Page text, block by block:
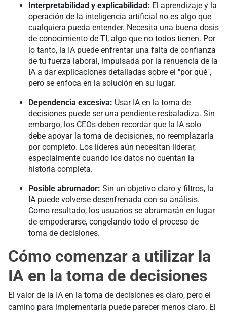
Interpretabilidad y explicabilidad: El aprendizaje y la
operación de la inteligencia artificial no es algo que
cualquiera pueda entender. Necesita una buena dosis
de conocimiento de TI, algo que no todos tienen. Por
lo tanto, la IA puede enfrentar una falta de confianza
de tu fuerza laboral, impulsada por la renuencia de la
IA a dar explicaciones detalladas sobre el "por qué",
pero se enfoca en la solución en su lugar.
Dependencia excesiva: Usar IA en la toma de
decisiones puede ser una pendiente resbaladiza. Sin
embargo, los CEOs deben recordar que la IA solo
debe apoyar la toma de decisiones, no reemplazarla
por completo. Los líderes aún necesitan liderar,
especialmente cuando los datos no cuentan la
historia completa.
Posible abrumador: Sin un objetivo claro y filtros, la
IA puede volverse desenfrenada con su análisis.
Como resultado, los usuarios se abrumarán en lugar
de empoderarse, congelando todo el proceso de
toma de decisiones.
Cómo comenzar a utilizar la
IA en la toma de decisiones
El valor de la IA en la toma de decisiones es claro, pero el
camino para implementarla puede parecer menos claro. El